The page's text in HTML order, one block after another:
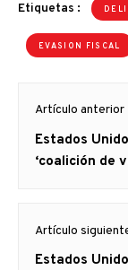
Etiquetas :
EVASION FISCAL
de
entradas
Artículo anterior
Artículo
anterior
Estados
‘coalición de
Artículo
Artículo
Estados